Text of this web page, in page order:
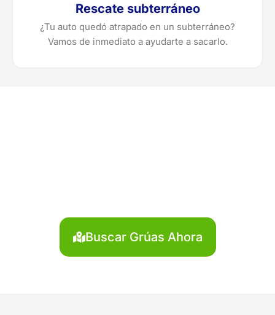
Rescate subterráneo
¿Tu auto quedó atrapado en un subterráneo?
Vamos de inmediato a ayudarte a sacarlo.
Buscar Grúas Ahora